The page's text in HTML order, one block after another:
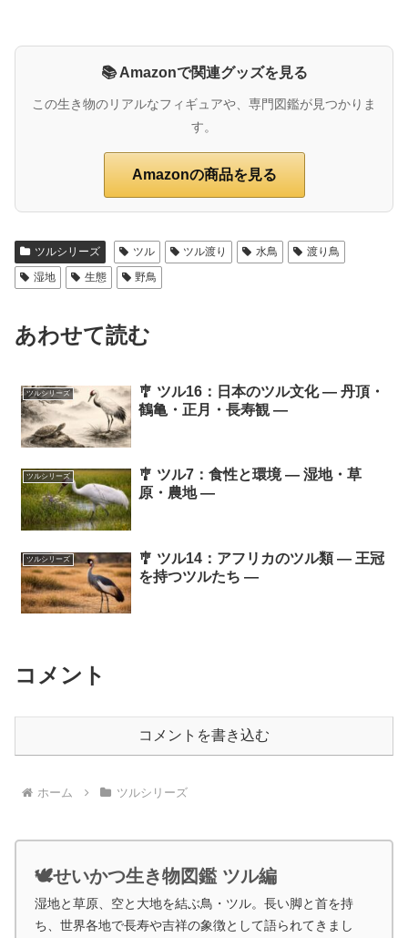
📚 Amazonで関連グッズを見る
この生き物のリアルなフィギュアや、専門図鑑が見つかりま
す。
Amazonの商品を見る
ツルシリーズ ツル ツル渡り 水鳥
渡り鳥
湿地
生態 野鳥
あわせて読む
ツルシリーズ
🎐 ツル16：日本のツル文化 ― 丹頂・
鶴亀・正月・長寿観 ―
ツルシリーズ
🎐 ツル7：食性と環境 ― 湿地・草
原・農地 ―
ツルシリーズ
🎐 ツル14：アフリカのツル類 ― 王冠
を持つツルたち ―
コメント
コメントを書き込む
ホーム ツルシリーズ
🕊️せいかつ生き物図鑑 ツル編
湿地と草原、空と大地を結ぶ鳥・ツル。長い脚と首を持
ち、世界各地で長寿や吉祥の象徴として語られてきまし